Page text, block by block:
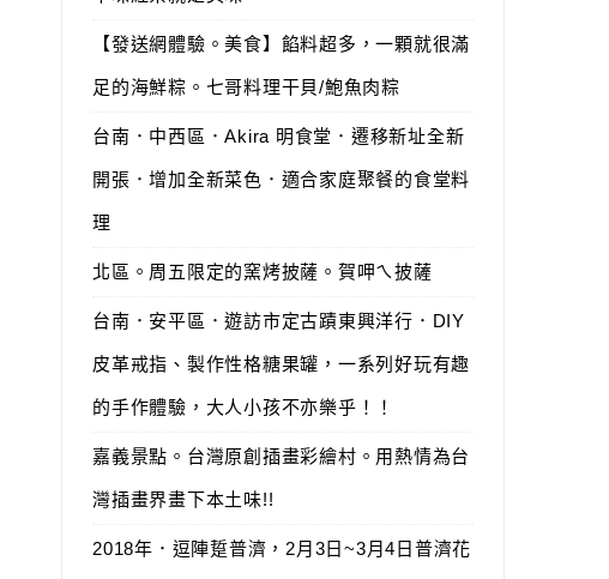
【發送網體驗。美食】餡料超多，一顆就很滿
足的海鮮粽。七哥料理干貝/鮑魚肉粽
台南．中西區．Akira 明食堂．遷移新址全新
開張．增加全新菜色．適合家庭聚餐的食堂料
理
北區。周五限定的窯烤披薩。賀呷ㄟ披薩
台南．安平區．遊訪市定古蹟東興洋行．DIY
皮革戒指、製作性格糖果罐，一系列好玩有趣
的手作體驗，大人小孩不亦樂乎！！
嘉義景點。台灣原創插畫彩繪村。用熱情為台
灣插畫界畫下本土味!!
2018年．逗陣踅普濟，2月3日~3月4日普濟花